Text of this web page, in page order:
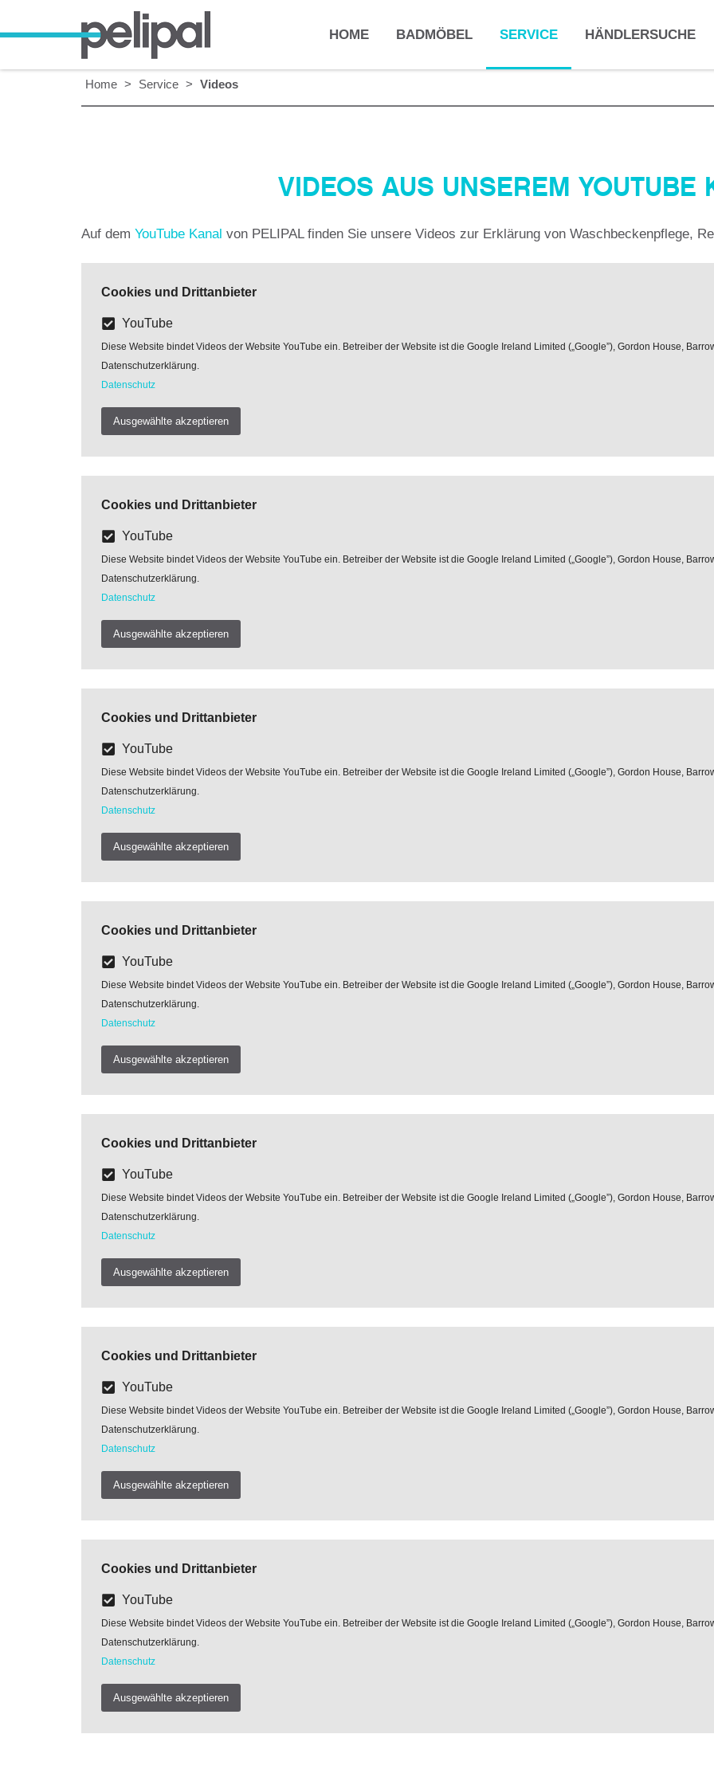
HOME BADMÖBEL SERVICE HÄNDLERSUCHE
Home > Service > Videos
VIDEOS AUS UNSEREM YOUTUBE
Auf dem YouTube Kanal von PELIPAL finden Sie unsere Videos zur Erklärung von Waschbeckenpflege,
Cookies und Drittanbieter
YouTube
Diese Website bindet Videos der Website YouTube ein. Betreiber der Website ist die Google Ireland Limited („Google”), Gordon House,
Datenschutzerklärung.
Datenschutz
Ausgewählte akzeptieren
Cookies und Drittanbieter
YouTube
Diese Website bindet Videos der Website YouTube ein. Betreiber der Website ist die Google Ireland Limited („Google”), Gordon House,
Datenschutzerklärung.
Datenschutz
Ausgewählte akzeptieren
Cookies und Drittanbieter
YouTube
Diese Website bindet Videos der Website YouTube ein. Betreiber der Website ist die Google Ireland Limited („Google”), Gordon House,
Datenschutzerklärung.
Datenschutz
Ausgewählte akzeptieren
Cookies und Drittanbieter
YouTube
Diese Website bindet Videos der Website YouTube ein. Betreiber der Website ist die Google Ireland Limited („Google”), Gordon House,
Datenschutzerklärung.
Datenschutz
Ausgewählte akzeptieren
Cookies und Drittanbieter
YouTube
Diese Website bindet Videos der Website YouTube ein. Betreiber der Website ist die Google Ireland Limited („Google”), Gordon House,
Datenschutzerklärung.
Datenschutz
Ausgewählte akzeptieren
Cookies und Drittanbieter
YouTube
Diese Website bindet Videos der Website YouTube ein. Betreiber der Website ist die Google Ireland Limited („Google”), Gordon House,
Datenschutzerklärung.
Datenschutz
Ausgewählte akzeptieren
Cookies und Drittanbieter
YouTube
Diese Website bindet Videos der Website YouTube ein. Betreiber der Website ist die Google Ireland Limited („Google”), Gordon House,
Datenschutzerklärung.
Datenschutz
Ausgewählte akzeptieren